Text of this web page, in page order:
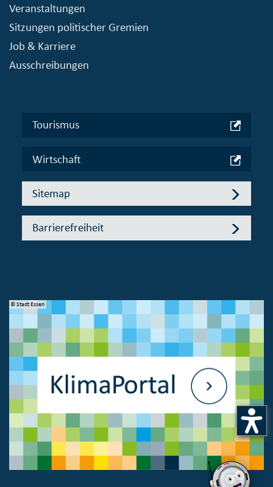
Veranstaltungen
Sitzungen politischer Gremien
Job & Karriere
Ausschreibungen
Tourismus
Wirtschaft
Sitemap
Barrierefreiheit
© Stadt Essen